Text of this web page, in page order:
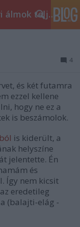
Rallye Dream - Gyerekkori álmok teljesüljetek!
4
és két futamra
ezzel kellene
hogy ne ez a
is beszámolok.
is kiderült, a
helyszíne
jelentette. Én
és
Így nem kicsit
eredetileg
(balajti-elág -